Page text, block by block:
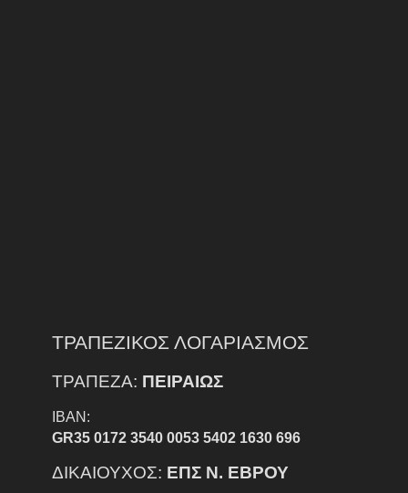
ΤΡΑΠΕΖΙΚΟΣ ΛΟΓΑΡΙΑΣΜΟΣ
ΤΡΑΠΕΖΑ: ΠΕΙΡΑΙΩΣ
IBAN:
GR35 0172 3540 0053 5402 1630 696
ΔΙΚΑΙΟΥΧΟΣ: ΕΠΣ Ν. ΕΒΡΟΥ